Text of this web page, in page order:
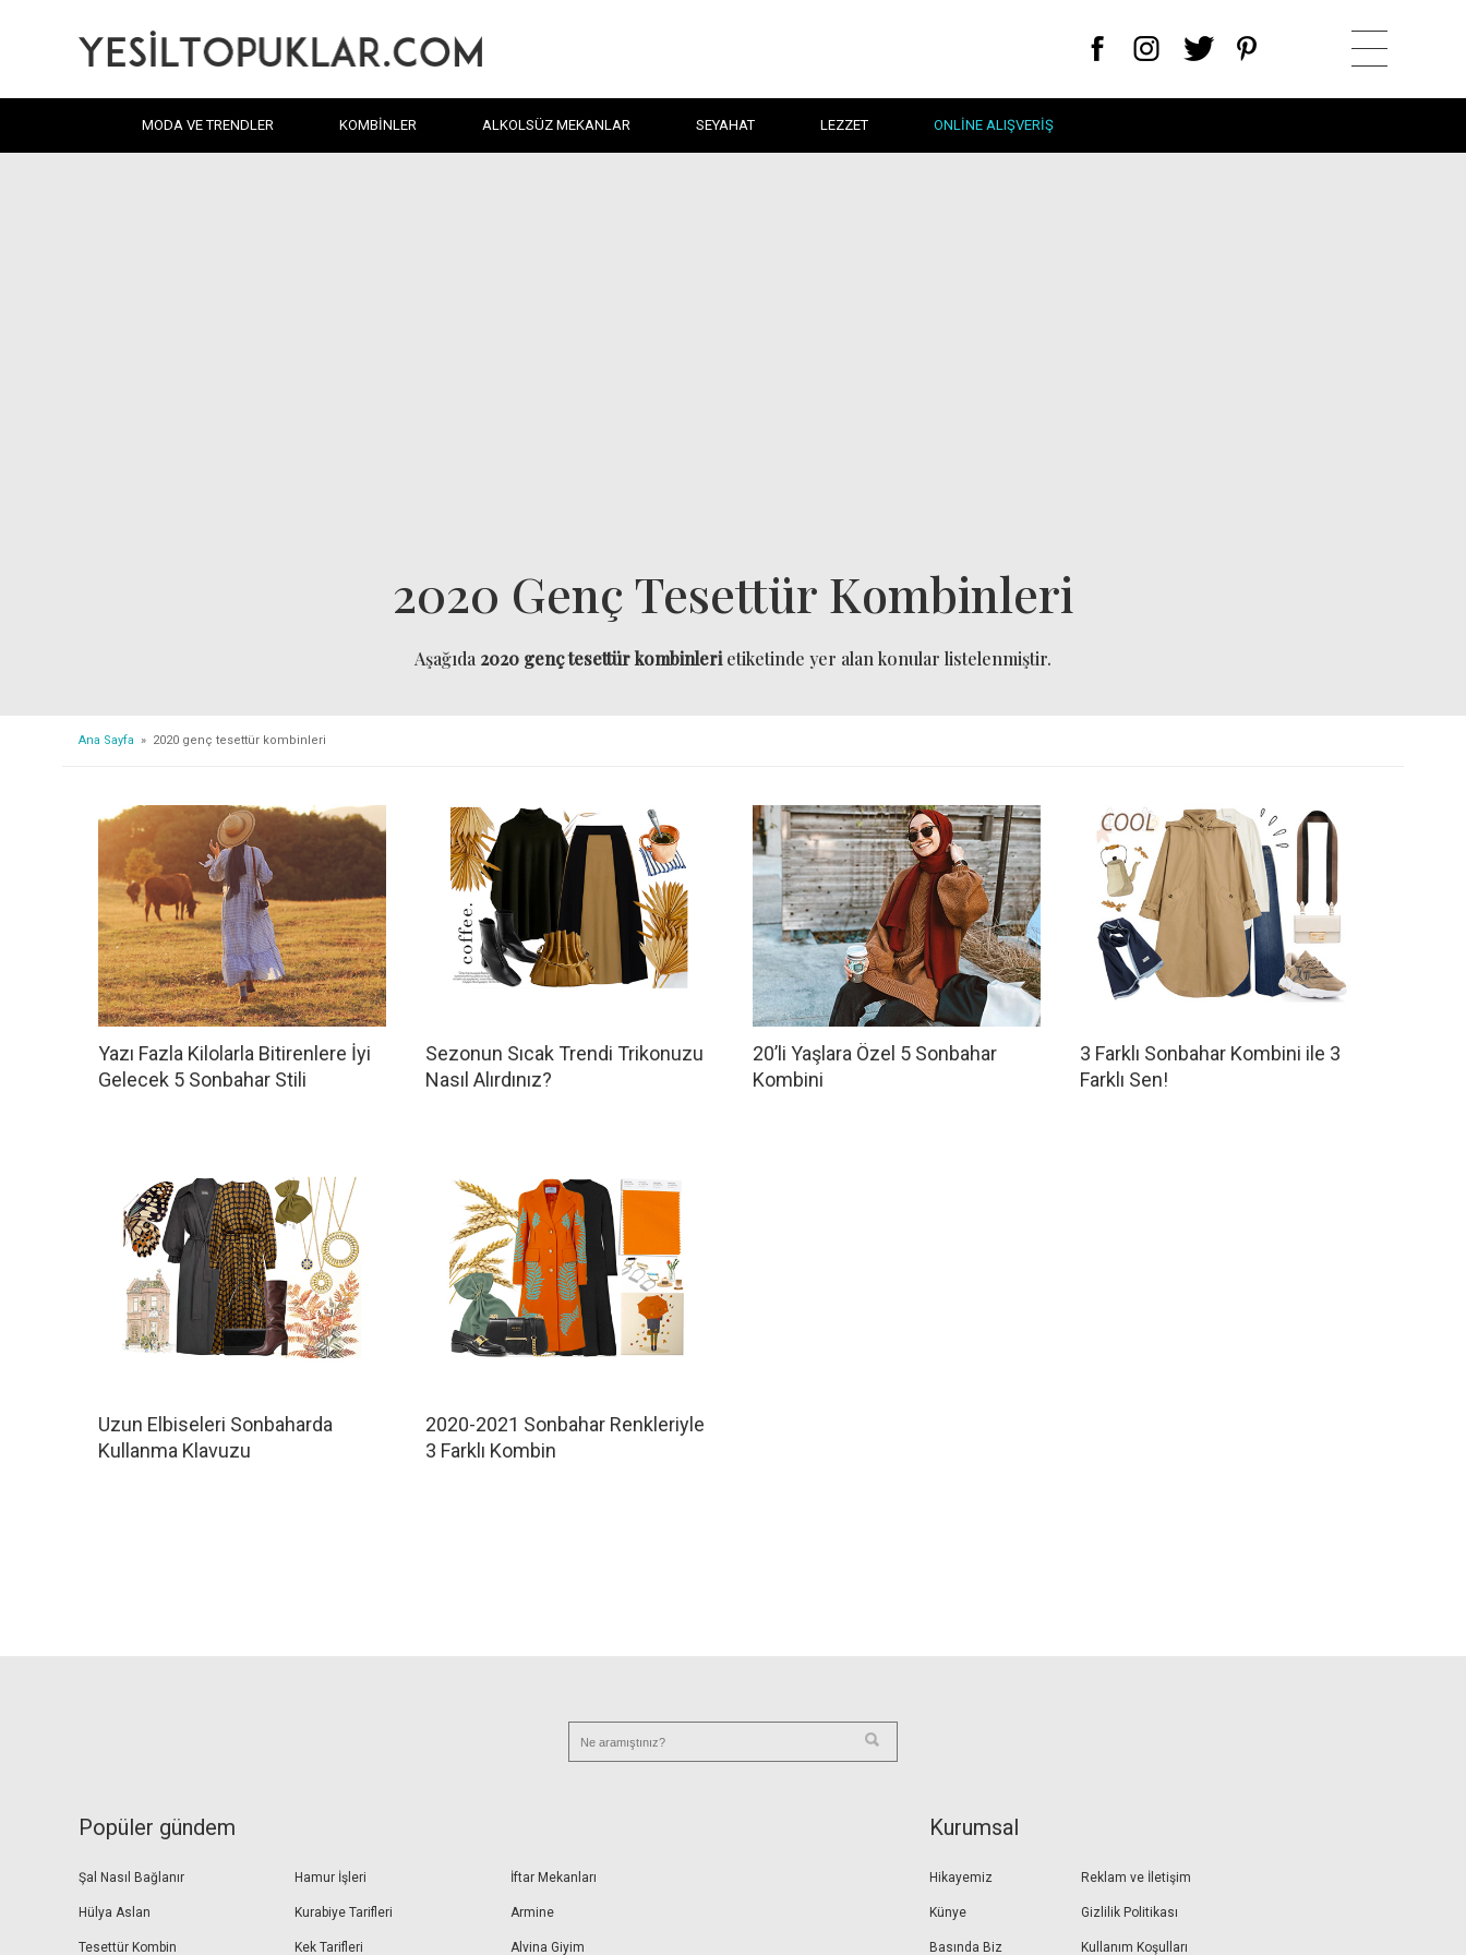
MODA VE TRENDLER KOMBINLER ALKOLSÜZ MEKANLAR SEYAHAT LEZZET ONLINE ALIŞVERIŞ
2020 Genç Tesettür Kombinleri
Aşağıda 2020 genç tesettür kombinleri etiketinde yer alan konular listelenmiştir.
Ana Sayfa » 2020 genç tesettür kombinleri
Yazı Fazla Kilolarla Bitirenlere İyi
Gelecek 5 Sonbahar Stili
Sezonun Sıcak Trendi Trikonuzu
Nasıl Alırdınız?
20’li Yaşlara Özel 5 Sonbahar
Kombini
3 Farklı Sonbahar Kombini ile 3
Farklı Sen!
Uzun Elbiseleri Sonbaharda
Kullanma Klavuzu
2020-2021 Sonbahar Renkleriyle
3 Farklı Kombin
Popüler gündem
Şal Nasıl Bağlanır
Hülya Aslan
Tesettür Kombin
Hamur İşleri
Kurabiye Tarifleri
Kek Tarifleri
İftar Mekanları
Armine
Alvina Giyim
Kurumsal
Hikayemiz
Künye
Basında Biz
Reklam ve İletişim
Gizlilik Politikası
Kullanım Koşulları